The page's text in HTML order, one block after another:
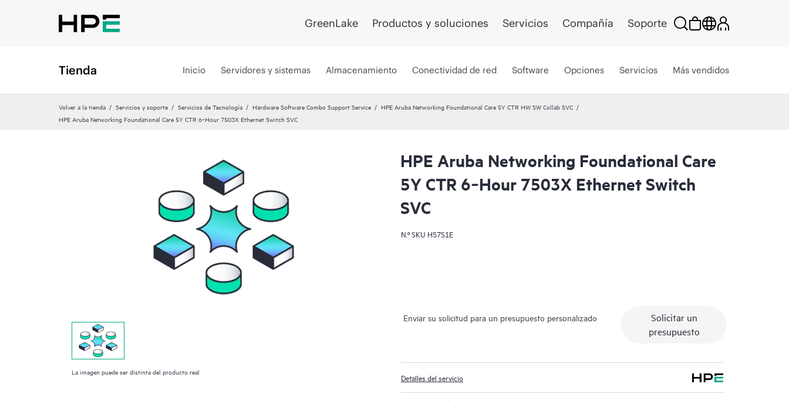
GreenLake Productos y soluciones Servicios Compañía Soporte
Tienda Inicio Servidores y sistemas Almacenamiento Conectividad de red Software Opciones Servicios Más vendidos
Volver a la tienda Servicios y soporte Servicios de Tecnología Hardware Software Combo Support Service
HPE Aruba Networking Foundational Care 5Y CTR HW SW Collab SVC
HPE Aruba Networking Foundational Care 5Y CTR 6‑Hour 7503X Ethernet Switch SVC
La imagen puede ser distinta del producto real
HPE Aruba Networking Foundational Care
5Y CTR 6‑Hour 7503X Ethernet Switch
SVC
N.º SKU H57S1E
Enviar su solicitud para un presupuesto personalizado
Solicitar un
presupuesto
Detalles del servicio